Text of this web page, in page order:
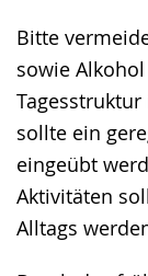
Bitte
sowie
sollte ein
eingeübt
Aktivitäten
Alltags